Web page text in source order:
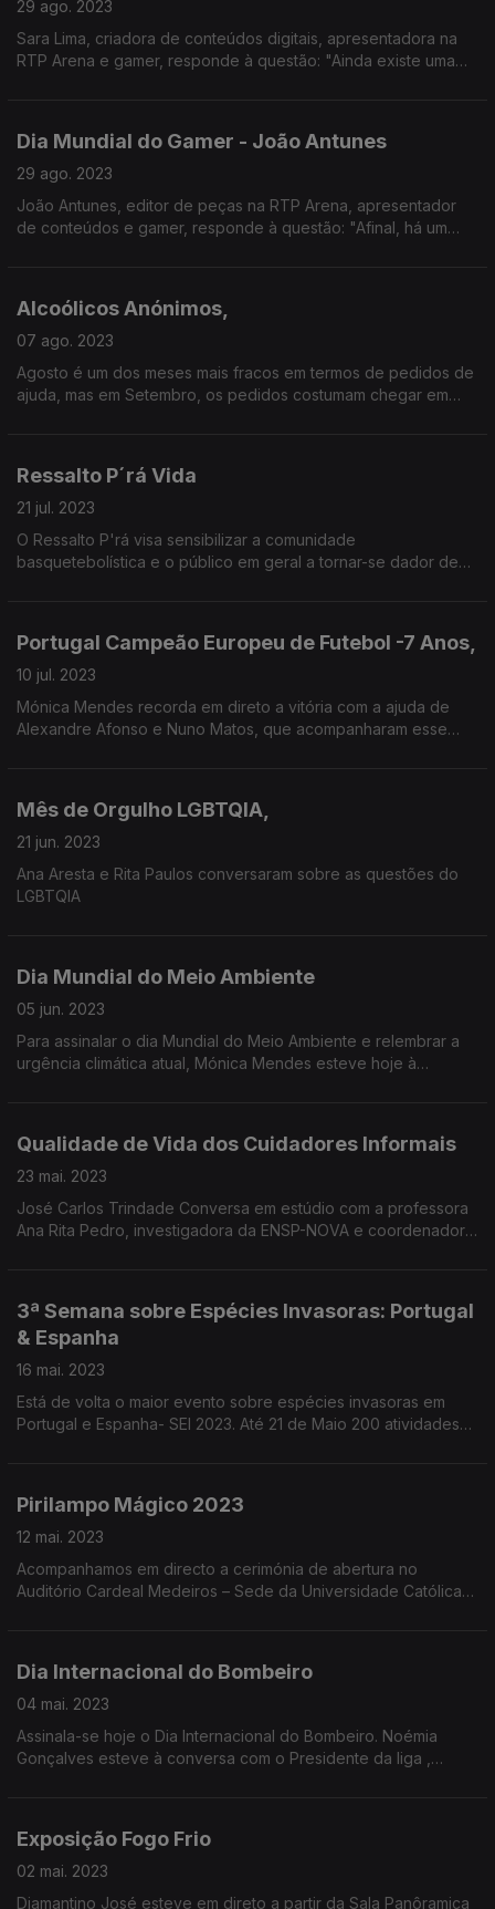
29 ago. 2023
Sara Lima, criadora de conteúdos digitais, apresentadora na
RTP Arena e gamer, responde à questão: "Ainda existe uma
Dia Mundial do Gamer - João Antunes
29 ago. 2023
João Antunes, editor de peças na RTP Arena, apresentador
de conteúdos e gamer, responde à questão: "Afinal, há um
Alcoólicos Anónimos,
07 ago. 2023
Agosto é um dos meses mais fracos em termos de pedidos de
ajuda, mas em Setembro, os pedidos costumam chegar em
Ressalto P´rá Vida
21 jul. 2023
O Ressalto P'rá visa sensibilizar a comunidade
basquetebolística e o público em geral a tornar-se dador de
Portugal Campeão Europeu de Futebol -7 Anos,
10 jul. 2023
Mónica Mendes recorda em direto a vitória com a ajuda de
Alexandre Afonso e Nuno Matos, que acompanharam esse
Mês de Orgulho LGBTQIA,
21 jun. 2023
Ana Aresta e Rita Paulos conversaram sobre as questões do
LGBTQIA
Dia Mundial do Meio Ambiente
05 jun. 2023
Para assinalar o dia Mundial do Meio Ambiente e relembrar a
urgência climática atual, Mónica Mendes esteve hoje à
Qualidade de Vida dos Cuidadores Informais
23 mai. 2023
José Carlos Trindade Conversa em estúdio com a professora
Ana Rita Pedro, investigadora da ENSP-NOVA e coordenadora
3ª Semana sobre Espécies Invasoras: Portugal
& Espanha
16 mai. 2023
Está de volta o maior evento sobre espécies invasoras em
Portugal e Espanha- SEI 2023. Até 21 de Maio 200 atividades
Pirilampo Mágico 2023
12 mai. 2023
Acompanhamos em directo a cerimónia de abertura no
Auditório Cardeal Medeiros – Sede da Universidade Católica
Dia Internacional do Bombeiro
04 mai. 2023
Assinala-se hoje o Dia Internacional do Bombeiro. Noémia
Gonçalves esteve à conversa com o Presidente da liga ,
Exposição Fogo Frio
02 mai. 2023
Diamantino José esteve em direto a partir da Sala Panôramica